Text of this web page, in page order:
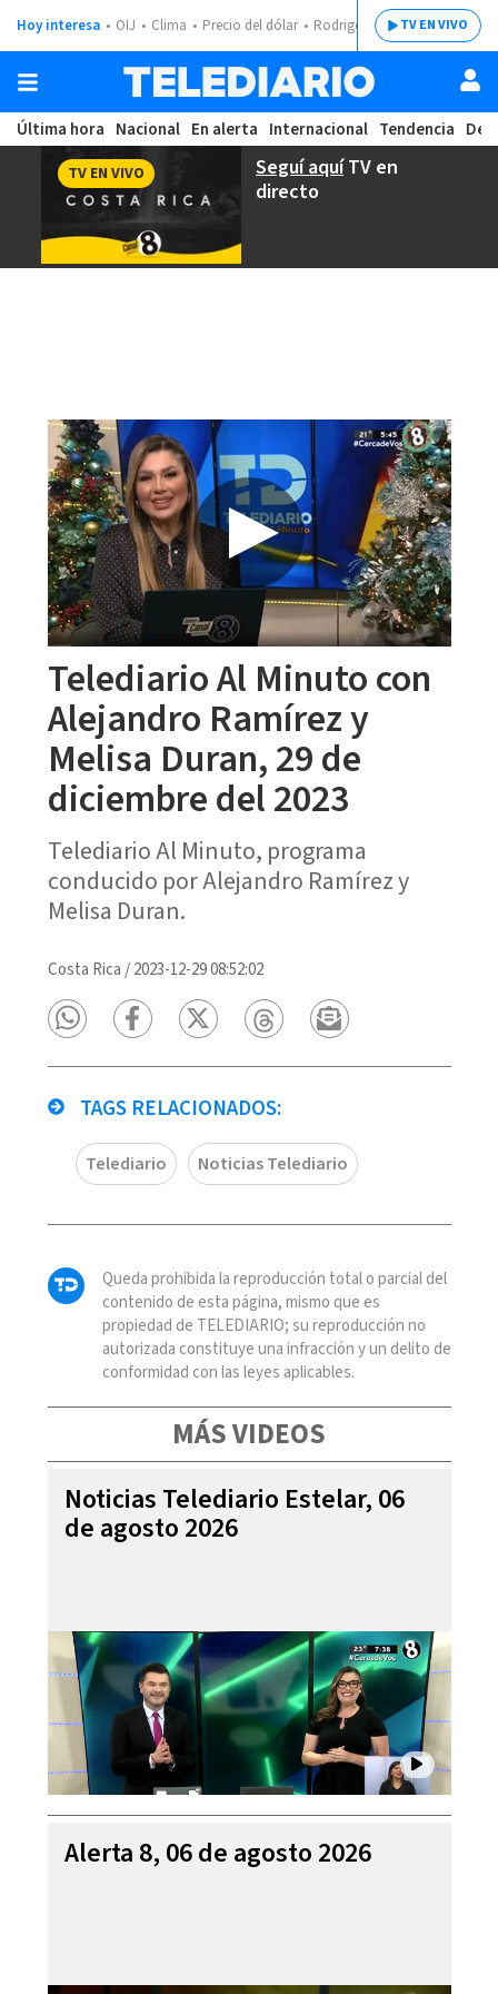
Hoy interesa OIJ Clima Precio del dólar Rodrigo ChavesTV EN VIVO
Última hora Nacional En alerta Internacional Tendencia
Seguí aquíTV en
directo
TV EN VIVO
Telediario Al Minuto con
Alejandro Ramírez y
Melisa Duran, 29 de
diciembre del 2023
Telediario Al Minuto, programa
conducido por Alejandro Ramírez y
Melisa Duran.
Costa Rica /2023-12-29 08:52:02
TAGS RELACIONADOS:
Telediario Noticias Telediario
Queda prohibida la reproducción total o parcial del
contenido de esta página, mismo que es
propiedad de TELEDIARIO; su reproducción no
autorizada constituye una infracción y un delito de
conformidad con las leyes aplicables.
MÁS VIDEOS
Noticias Telediario Estelar, 06
de agosto 2026
Alerta 8, 06 de agosto 2026